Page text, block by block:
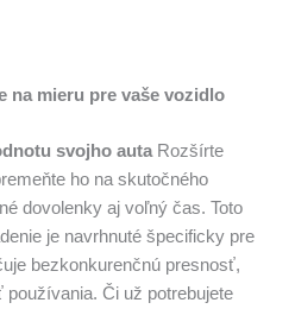
na mieru pre vaše vozidlo
svojho auta Rozšírte
ho na skutočného
dovolenky aj voľný čas. Toto
je navrhnuté špecificky pre
bezkonkurenčnú presnosť,
Či už potrebujete